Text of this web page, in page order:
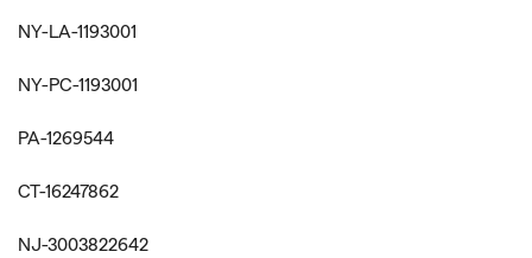
NY-LA-1193001
NY-PC-1193001
PA-1269544
CT-16247862
NJ-3003822642